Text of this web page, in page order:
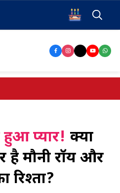
हुआ प्यार! क्या
है मौनी रॉय और
रिश्ता?